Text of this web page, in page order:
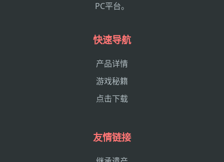
PC平台。
快速导航
产品详情
游戏秘籍
点击下载
友情链接